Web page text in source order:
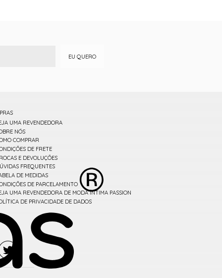
EU QUERO
UMA REVENDEDORA
NÓS
COMPRAR
DE FRETE
E DEVOLUÇÕES
FREQUENTES
DE MEDIDAS
DE PARCELAMENTO
UMA REVENDEDORA DE MODA ÍNTIMA PASSION
DE PRIVACIDADE DE DADOS